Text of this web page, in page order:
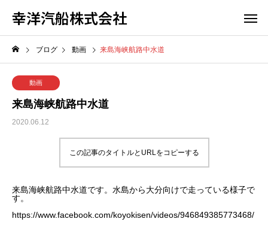
幸洋汽船株式会社
ブログ 動画 来島海峡航路中水道
動画
来島海峡航路中水道
2020.06.12
この記事のタイトルとURLをコピーする
来島海峡航路中水道です。水島から大分向けで走っている様子で
す。
https://www.facebook.com/koyokisen/videos/946849385773468/